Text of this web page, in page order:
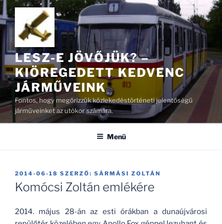
Tartalomhoz
LESZ-E JÖVŐJÜK? –
KIÖREGEDETT KEDVENC
JÁRMŰVEINK
Fontos, hogy megőrizzük közlekedéstörténeti jelentőségű
járműveinket az utókor számára.
Menü
BEKÜLDVE:
2014-06-18 SZERZŐ: SÁRMÁSI ZOLTÁN
Komócsi Zoltán emlékére
2014. május 28-án az esti órákban a dunaújvárosi